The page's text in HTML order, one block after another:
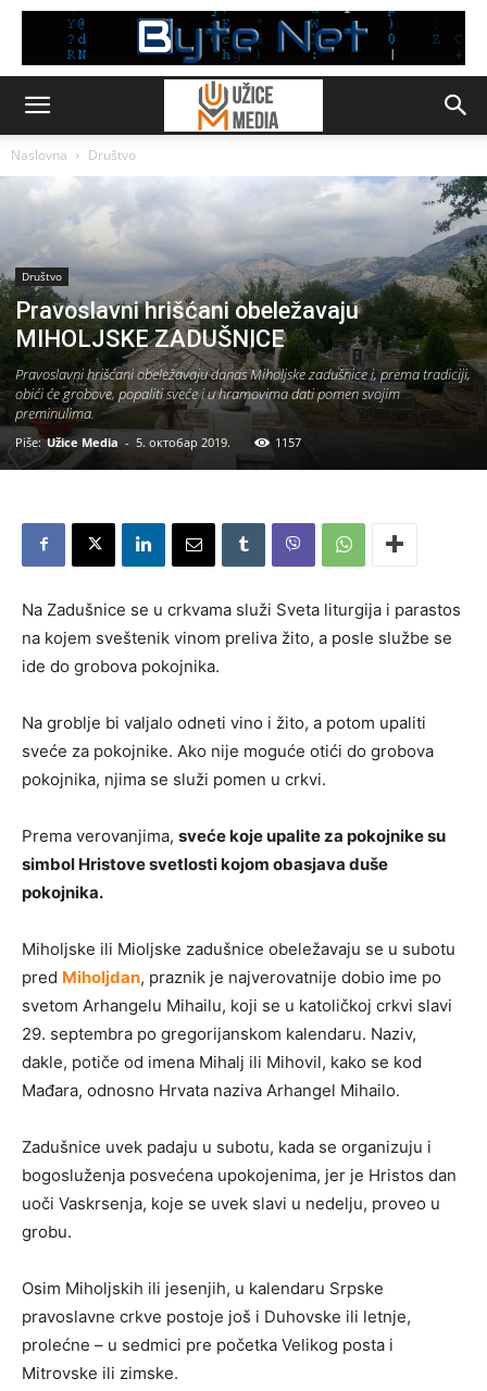
Naslovna Društvo
Društvo
Pravoslavni hrišćani obeležavaju
MIHOLJSKE ZADUŠNICE
Pravoslavni hrišćani obeležavaju danas Miholjske zadušnice i, prema tradiciji,
obići će grobove, popaliti sveće i u hramovima dati pomen svojim
preminulima.
Piše: Užice Media - 5. октобар 2019. 1157
Na Zadušnice se u crkvama služi Sveta liturgija i parastos
na kojem sveštenik vinom preliva žito, a posle službe se
ide do grobova pokojnika.
Na groblje bi valjalo odneti vino i žito, a potom upaliti
sveće za pokojnike. Ako nije moguće otići do grobova
pokojnika, njima se služi pomen u crkvi.
Prema verovanjima, sveće koje upalite za pokojnike su
simbol Hristove svetlosti kojom obasjava duše
pokojnika.
Miholjske ili Mioljske zadušnice obeležavaju se u subotu
pred Miholjdan, praznik je najverovatnije dobio ime po
svetom Arhangelu Mihailu, koji se u katoličkoj crkvi slavi
29. septembra po gregorijanskom kalendaru. Naziv,
dakle, potiče od imena Mihalj ili Mihovil, kako se kod
Mađara, odnosno Hrvata naziva Arhangel Mihailo.
Zadušnice uvek padaju u subotu, kada se organizuju i
bogosluženja posvećena upokojenima, jer je Hristos dan
uoči Vaskrsenja, koje se uvek slavi u nedelju, proveo u
grobu.
Osim Miholjskih ili jesenjih, u kalendaru Srpske
pravoslavne crkve postoje još i Duhovske ili letnje,
prolećne – u sedmici pre početka Velikog posta i
Mitrovske ili zimske.